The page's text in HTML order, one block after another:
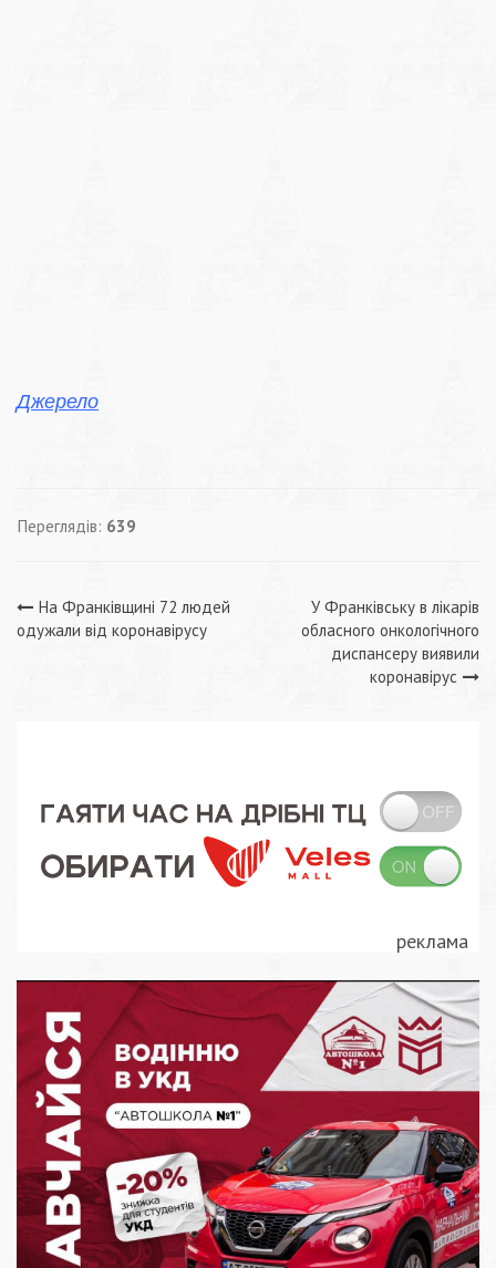
Джерело
Переглядів: 639
Навігація
На Франківщині 72 людей
одужали від коронавірусу
У Франківську в лікарів
обласного онкологічного
диспансеру виявили
коронавірус